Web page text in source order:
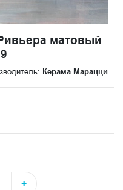
матовый
Керама Марацци
+